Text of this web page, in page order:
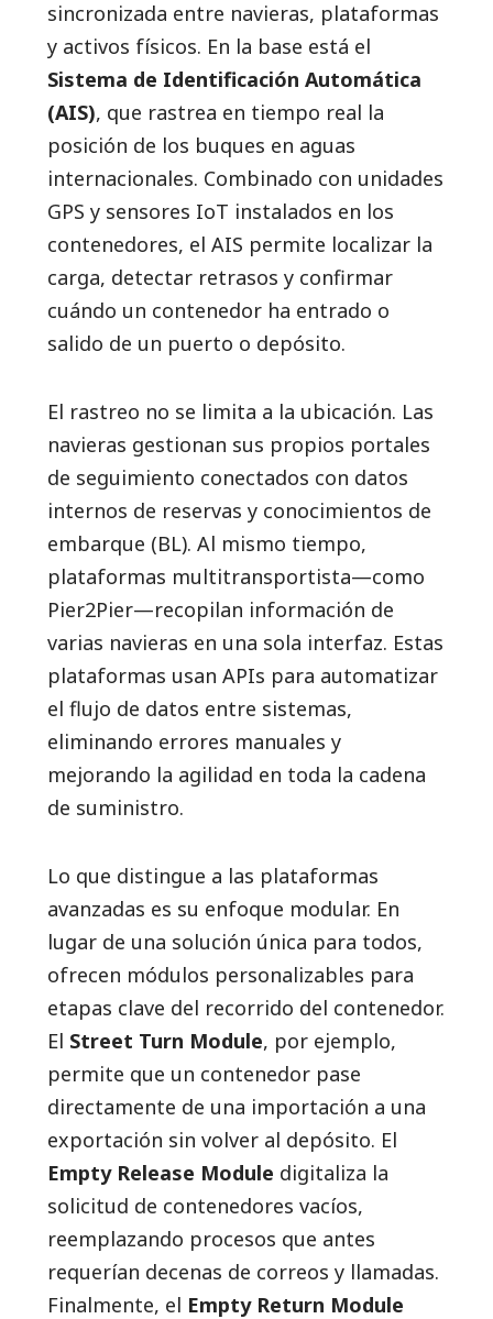
sincronizada entre navieras, plataformas
y activos físicos. En la base está el
Sistema de Identificación Automática
(AIS), que rastrea en tiempo real la
posición de los buques en aguas
internacionales. Combinado con unidades
GPS y sensores IoT instalados en los
contenedores, el AIS permite localizar la
carga, detectar retrasos y confirmar
cuándo un contenedor ha entrado o
salido de un puerto o depósito.
El rastreo no se limita a la ubicación. Las
navieras gestionan sus propios portales
de seguimiento conectados con datos
internos de reservas y conocimientos de
embarque (BL). Al mismo tiempo,
plataformas multitransportista—como
Pier2Pier—recopilan información de
varias navieras en una sola interfaz. Estas
plataformas usan APIs para automatizar
el flujo de datos entre sistemas,
eliminando errores manuales y
mejorando la agilidad en toda la cadena
de suministro.
Lo que distingue a las plataformas
avanzadas es su enfoque modular. En
lugar de una solución única para todos,
ofrecen módulos personalizables para
etapas clave del recorrido del contenedor.
El Street Turn Module, por ejemplo,
permite que un contenedor pase
directamente de una importación a una
exportación sin volver al depósito. El
Empty Release Module digitaliza la
solicitud de contenedores vacíos,
reemplazando procesos que antes
requerían decenas de correos y llamadas.
Finalmente, el Empty Return Module